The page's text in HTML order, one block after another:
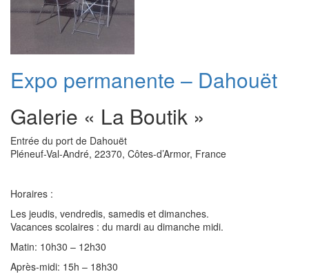
Expo permanente – Dahouët
Galerie « La Boutik »
Entrée du port de Dahouët
Pléneuf-Val-André, 22370, Côtes-d’Armor, France
Horaires :
Les jeudis, vendredis, samedis et dimanches.
Vacances scolaires : du mardi au dimanche midi.
Matin: 10h30 – 12h30
Après-midi: 15h – 18h30